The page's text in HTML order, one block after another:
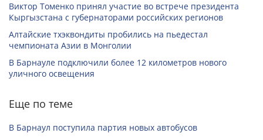
Виктор Томенко принял участие во встрече президента
Кыргызстана с губернаторами российских регионов
Алтайские тхэквондиты пробились на пьедестал
чемпионата Азии в Монголии
В Барнауле подключили более 12 километров нового
уличного освещения
Еще по теме
В Барнаул поступила партия новых автобусов